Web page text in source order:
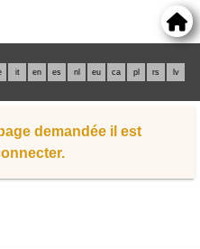
it en es nl eu ca pl rs lv
demandée il est